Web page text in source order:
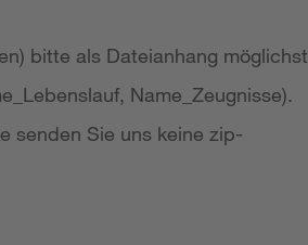
bitte als Dateianhang möglichst
Name_Zeugnisse).
senden Sie uns keine zip-